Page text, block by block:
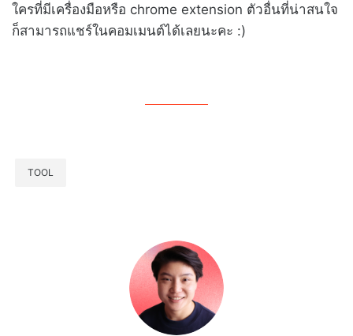
ใครที่มีเครื่องมือหรือ chrome extension ตัวอื่นที่น่าสนใจ
ก็สามารถแชร์ในคอมเมนต์ได้เลยนะคะ :)
TOOL